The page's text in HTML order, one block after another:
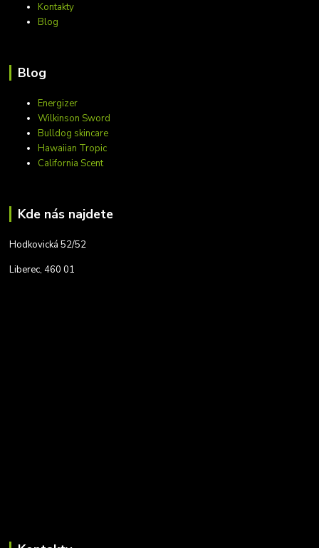
Kontakty
Blog
Blog
Energizer
Wilkinson Sword
Bulldog skincare
Hawaiian Tropic
California Scent
Kde nás najdete
Hodkovická 52/52
Liberec, 460 01